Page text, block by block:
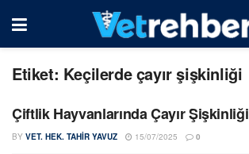
Etiket: Keçilerde çayır şişkinliği
Çiftlik Hayvanlarında Çayır Şişkinliği
BY VET. HEK. TAHIR YAVUZ 15/07/2025 0